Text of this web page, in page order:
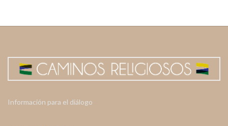
Información para el diálogo